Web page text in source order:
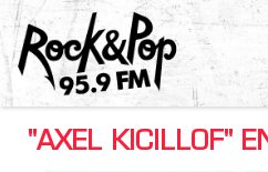
"AXEL KICILLOF"